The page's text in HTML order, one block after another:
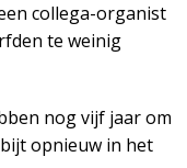
collega-organist
te weinig
nog vijf jaar om
opnieuw in het